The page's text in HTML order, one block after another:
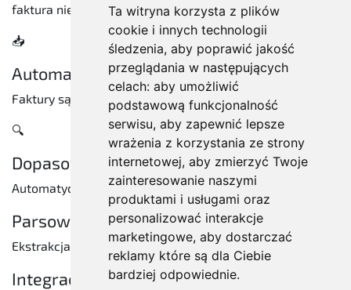
Ta witryna korzysta z plików
cookie i innych technologii
śledzenia, aby poprawić jakość
przeglądania w następujących
celach: aby umożliwić
podstawową funkcjonalność
serwisu, aby zapewnić lepsze
wrażenia z korzystania ze strony
internetowej, aby zmierzyć Twoje
zainteresowanie naszymi
produktami i usługami oraz
personalizować interakcje
marketingowe, aby dostarczać
reklamy które są dla Ciebie
bardziej odpowiednie.
faktura nie zostanie pobrana dwukrotnie.
​📥
Automatyczne pobieranie
Faktury są pobierane bezpośrednio z KSeF
​🔍
Dopasowanie NIP
Automatyczne rozpoznawanie dostawców​📄
Parsowanie XML
Ekstrakcja danych z e-Faktur​💼
Integracja z księgowością